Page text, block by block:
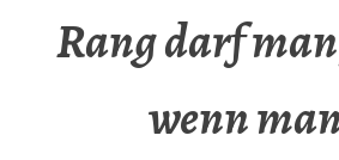
Rang darf
wenn